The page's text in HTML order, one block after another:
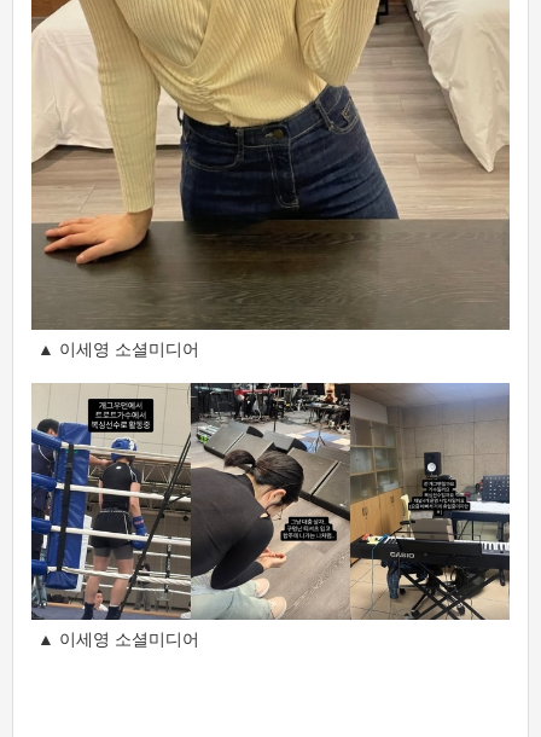
▲ 이세영 소셜미디어
▲ 이세영 소셜미디어